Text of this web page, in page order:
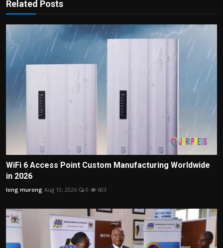
Related Posts
WiFi 6 Access Point Custom Manufacturing Worldwide
in 2026
long murong Aug 10, 2026 0 603